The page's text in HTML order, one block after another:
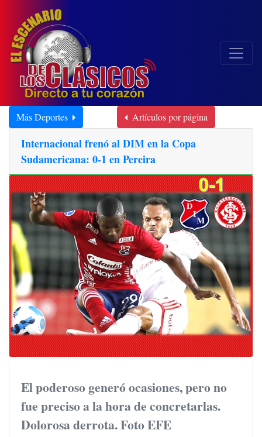
Más Deportes Artículos por página
Internacional frenó al DIM en la Copa
Sudamericana: 0-1 en Pereira
El poderoso generó ocasiones, pero no
fue preciso a la hora de concretarlas.
Dolorosa derrota. Foto EFE